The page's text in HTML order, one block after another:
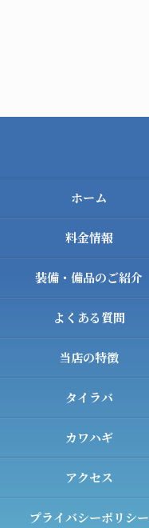
ホーム
料金情報
装備・備品のご紹介
よくある質問
当店の特徴
タイラバ
カワハギ
アクセス
プライバシーポリシー